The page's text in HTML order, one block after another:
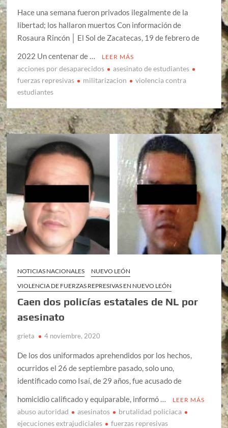
Hace una semana fueron privados ilegalmente de la
libertad; los hallaron muertos Con información de
Rosaura Rincón │ El Sol de Zacatecas, 19 de febrero de
2022 Un centenar de …
LEER MÁS
acciones por desaparecidos
asesinato de estudiantes
fuerzas represivas
militarizacion
violencia contra
estudiantes
NOTICIAS NACIONALES
NUEVO LEÓN
VIOLENCIA DE FUERZAS REPRESIVAS EN NUEVO LEÓN
Caen dos policías estatales de NL por
asesinato
grieta 4 noviembre, 2020
De los dos uniformados aprehendidos por los hechos,
ocurridos el 26 de septiembre pasado, solo uno,
identificado como Isaí, de 29 años, fue acusado de
homicidio calificado y equiparable, informó …
LEER MÁS
abuso autoridad asesinatos
brutalidad policiaca
ejecuciones extrajudiciales
fuerzas represivas